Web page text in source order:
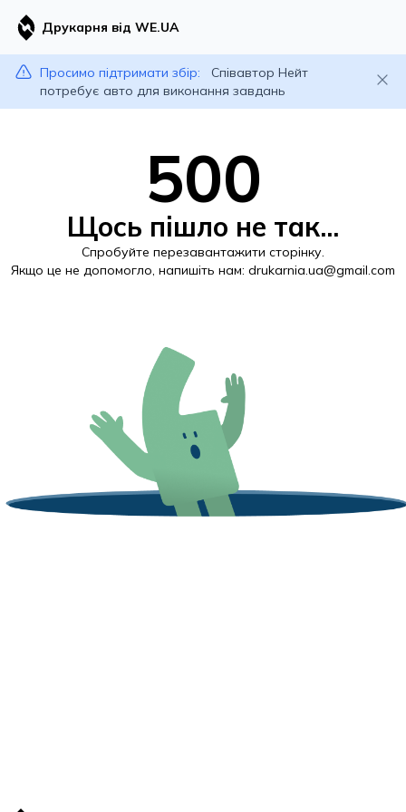
Друкарня від WE.UA
Просимо підтримати збір:
Співавтор Нейт
потребує авто для виконання завдань
500
Щось пішло не так...
Спробуйте перезавантажити сторінку.
Якщо це не допомогло, напишіть нам: drukarnia.ua@gmail.com